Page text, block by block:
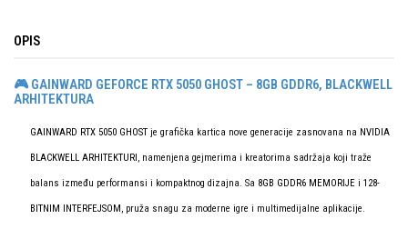
OPIS
🎮 GAINWARD GEFORCE RTX 5050 GHOST – 8GB GDDR6, BLACKWELL
ARHITEKTURA
GAINWARD RTX 5050 GHOST je grafička kartica nove generacije zasnovana na NVIDIA
BLACKWELL ARHITEKTURI , namenjena gejmerima i kreatorima sadržaja koji traže
balans između performansi i kompaktnog dizajna. Sa 8GB GDDR6 MEMORIJE i 128-
BITNIM INTERFEJSOM , pruža snagu za moderne igre i multimedijalne aplikacije.